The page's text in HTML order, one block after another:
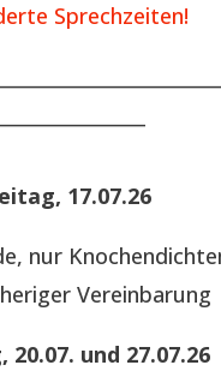
Sprechzeiten!
17.07.26
nur
Vereinbarung
20.07. und 27.07.26